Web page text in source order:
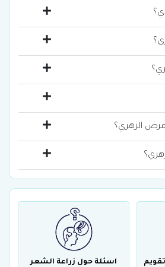
الزهري؟
اسئلة حول زراعة الشعر